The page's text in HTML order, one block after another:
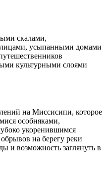
скалами,
усыпанными домами
культурными слоями
на Миссисипи, которое
особняками,
укоренившимся
на берегу реки
и возможность заглянуть в